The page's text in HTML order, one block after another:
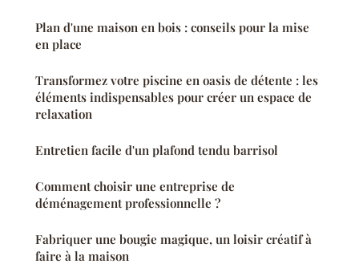
Plan d'une maison en bois : conseils pour la mise
en place
Transformez votre piscine en oasis de détente : les
éléments indispensables pour créer un espace de
relaxation
Entretien facile d'un plafond tendu barrisol
Comment choisir une entreprise de
déménagement professionnelle ?
Fabriquer une bougie magique, un loisir créatif à
faire à la maison